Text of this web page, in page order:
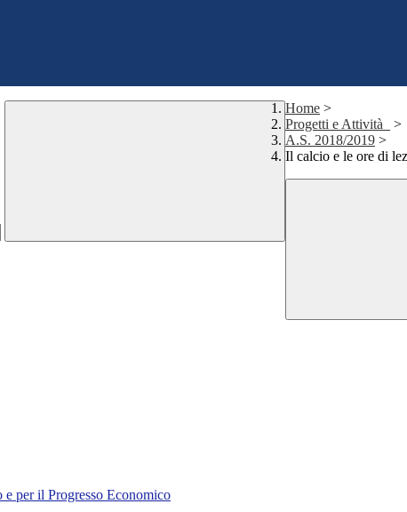
Home >
Progetti e Attività_
>
A.S. 2018/2019 >
Il calcio e le ore di
per il Progresso Economico